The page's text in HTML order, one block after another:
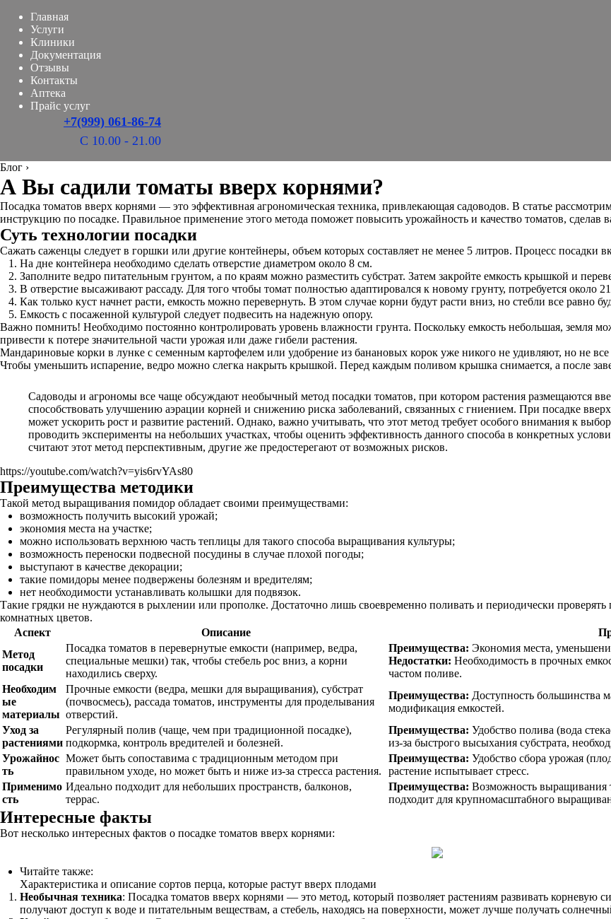
Главная
Услуги
Клиники
Документация
Отзывы
Контакты
Аптека
Прайс услуг
+7(999) 061-86-74
С 10.00 - 21.00
Блог ›
А Вы садили томаты вверх корнями?
Посадка томатов вверх корнями — это эффективная агрономическая техника, привлекающая садоводов. В статье
инструкцию по посадке. Правильное применение этого метода поможет повысить урожайность и качество томатов, сделав
Суть технологии посадки
Сажать саженцы следует в горшки или другие контейнеры, объем которых составляет не менее 5 литров. Процесс посадки
На дне контейнера необходимо сделать отверстие диаметром около 8 см.
Заполните ведро питательным грунтом, а по краям можно разместить субстрат. Затем закройте емкость крышкой и
В отверстие высаживают рассаду. Для того чтобы томат полностью адаптировался к новому грунту, потребуется около
Как только куст начнет расти, емкость можно перевернуть. В этом случае корни будут расти вниз, но стебли все равно
Емкость с посаженной культурой следует подвесить на надежную опору.
Важно помнить! Необходимо постоянно контролировать уровень влажности грунта. Поскольку емкость небольшая, земля
привести к потере значительной части урожая или даже гибели растения.
Мандариновые корки в лунке с семенным картофелем или удобрение из банановых корок уже никого не удивляют, но не
Чтобы уменьшить испарение, ведро можно слегка накрыть крышкой. Перед каждым поливом крышка снимается, а после
Садоводы и агрономы все чаще обсуждают необычный метод посадки томатов, при котором растения размещаются
способствовать улучшению аэрации корней и снижению риска заболеваний, связанных с гниением. При посадке
может ускорить рост и развитие растений. Однако, важно учитывать, что этот метод требует особого внимания к
проводить эксперименты на небольших участках, чтобы оценить эффективность данного способа в конкретных
считают этот метод перспективным, другие же предостерегают от возможных рисков.
https://youtube.com/watch?v=yis6rvYAs80
Преимущества методики
Такой метод выращивания помидор обладает своими преимуществами:
возможность получить высокий урожай;
экономия места на участке;
можно использовать верхнюю часть теплицы для такого способа выращивания культуры;
возможность переноски подвесной посудины в случае плохой погоды;
выступают в качестве декорации;
такие помидоры менее подвержены болезням и вредителям;
нет необходимости устанавливать колышки для подвязок.
Такие грядки не нуждаются в рыхлении или прополке. Достаточно лишь своевременно поливать и периодически
комнатных цветов.
Аспект
Описание
Метод
посадки
Посадка томатов в перевернутые емкости (например, ведра,
специальные мешки) так, чтобы стебель рос вниз, а корни
находились сверху.
Преимущества: Экономия места,
Недостатки: Необходимость в прочных
частом поливе.
Необходим
ые
материалы
Прочные емкости (ведра, мешки для выращивания), субстрат
(почвосмесь), рассада томатов, инструменты для проделывания
отверстий.
Преимущества: Доступность большинства
модификация емкостей.
Уход за
растениями
Регулярный полив (чаще, чем при традиционной посадке),
подкормка, контроль вредителей и болезней.
Преимущества: Удобство полива (вода
из-за быстрого высыхания субстрата,
Урожайнос
ть
Может быть сопоставима с традиционным методом при
правильном уходе, но может быть и ниже из-за стресса растения.
Преимущества: Удобство сбора урожая
растение испытывает стресс.
Применимо
сть
Идеально подходит для небольших пространств, балконов,
террас.
Преимущества: Возможность выращивания
подходит для крупномасштабного
Интересные факты
Вот несколько интересных фактов о посадке томатов вверх корнями:
Читайте также:
Характеристика и описание сортов перца, которые растут вверх плодами
Необычная техника: Посадка томатов вверх корнями — это метод, который позволяет растениям развивать корневую
получают доступ к воде и питательным веществам, а стебель, находясь на поверхности, может лучше получать